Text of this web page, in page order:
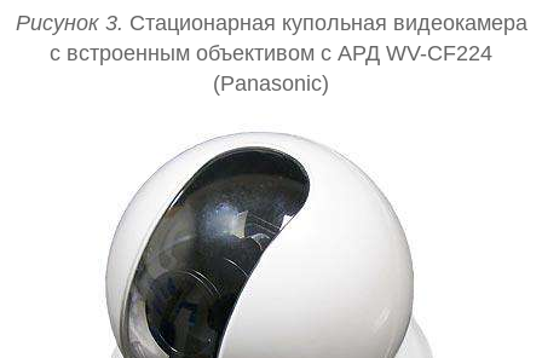
Рисунок 3. Стационарная купольная видеокамера
с встроенным объективом с АРД WV-CF224
(Panasonic)